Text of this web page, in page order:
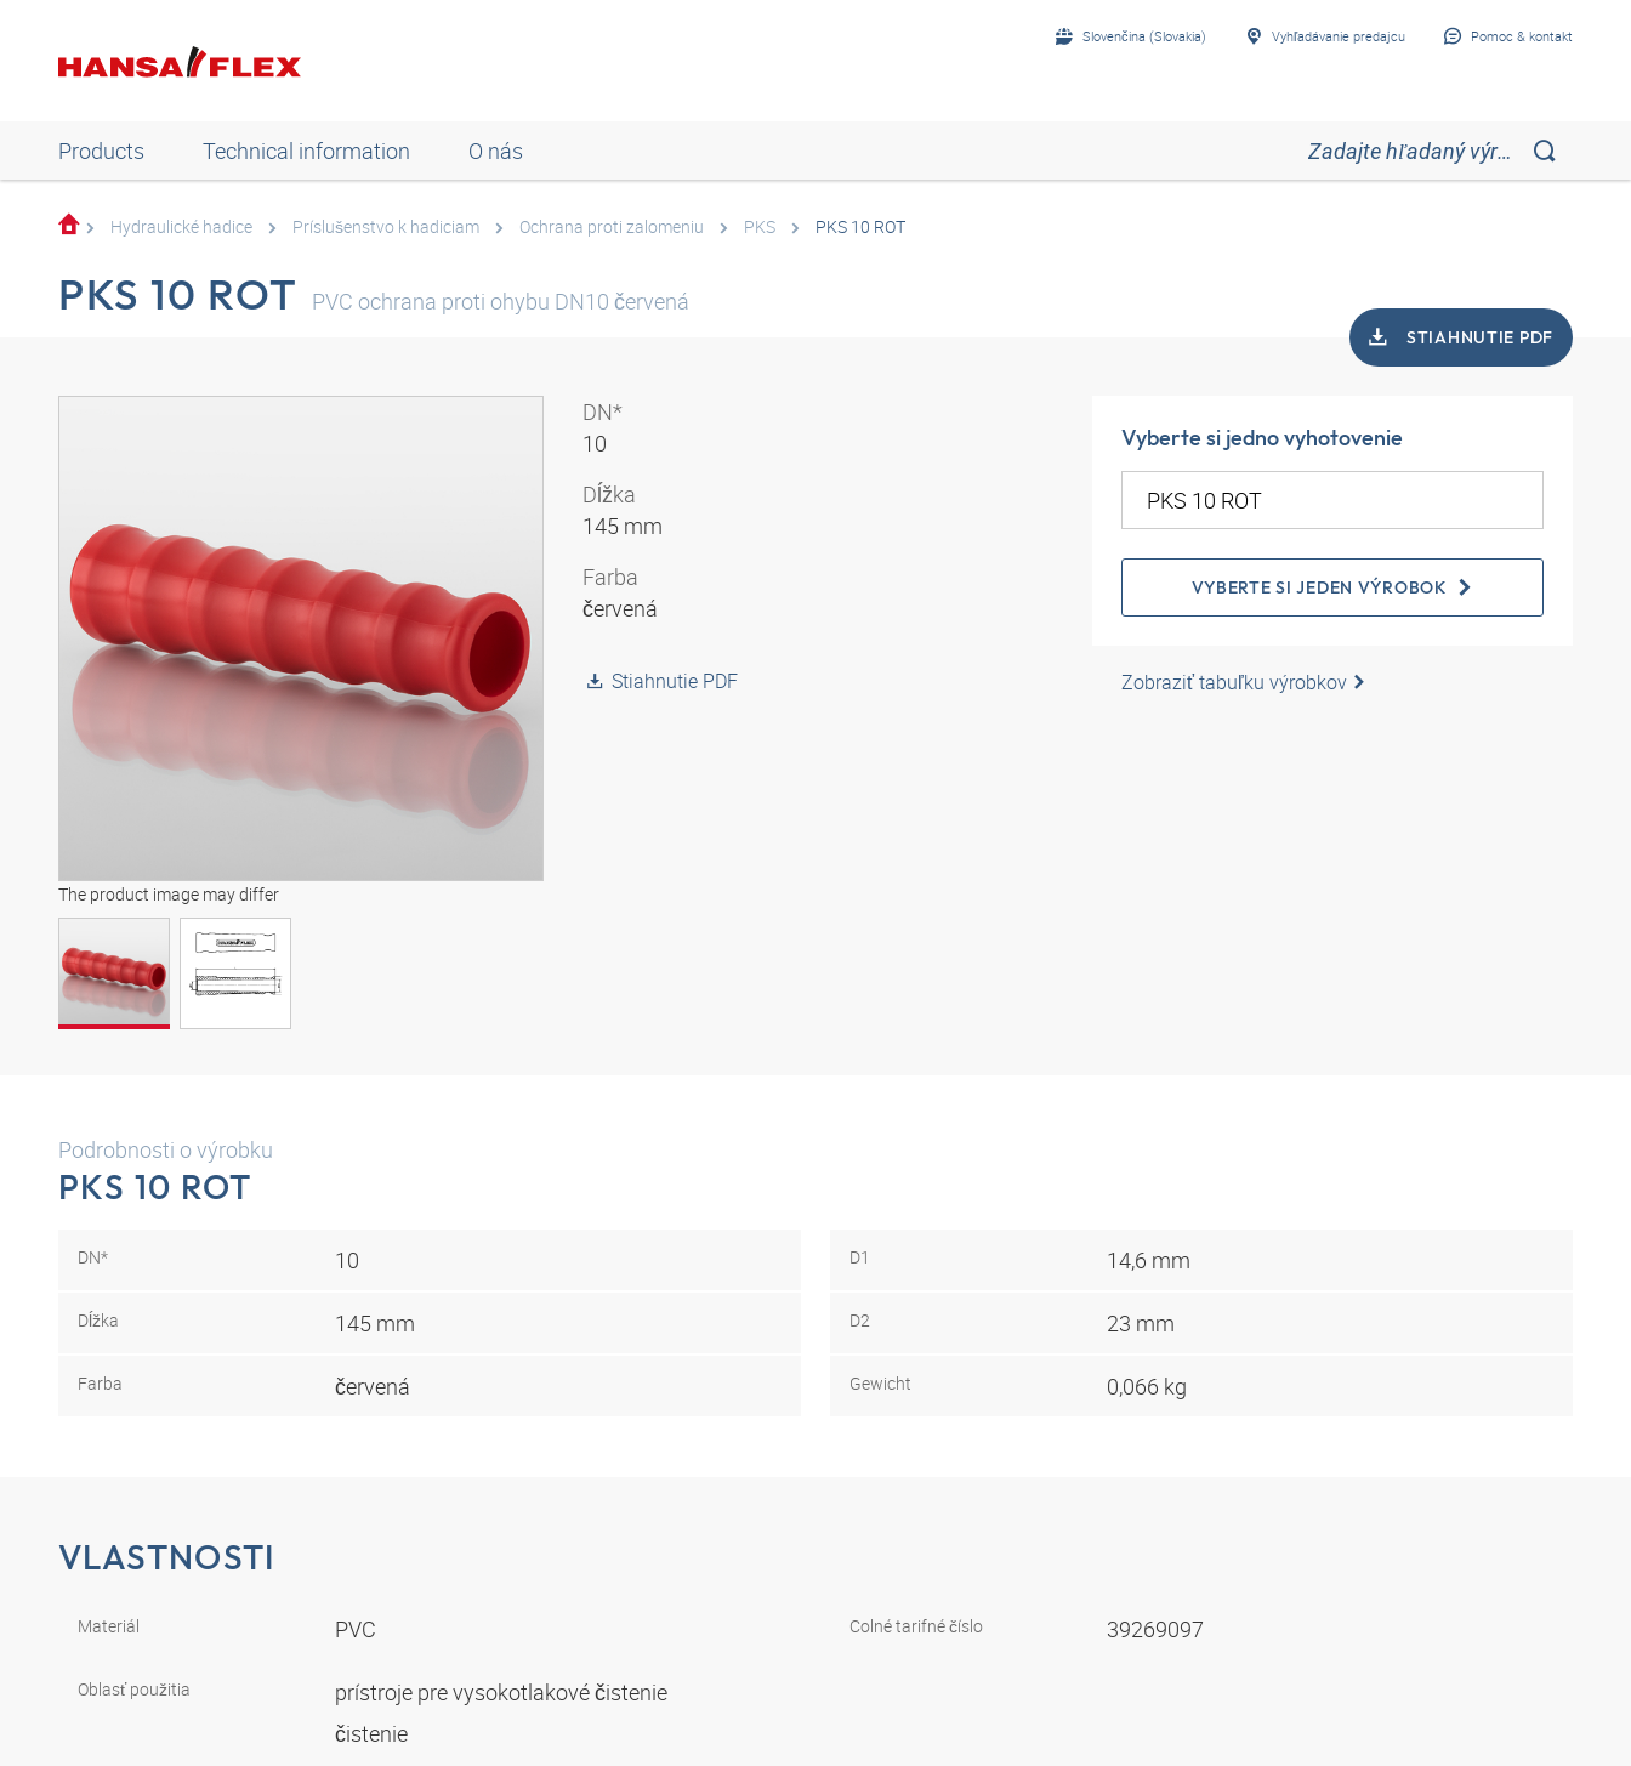
Slovenčina (Slovakia) Vyhľadávanie predajcu Pomoc & kontakt
Products Technical information O nás
Hydraulické hadice Príslušenstvo k hadiciam Ochrana proti zalomeniu PKS PKS 10 ROT
PKS 10 ROT PVC ochrana proti ohybu DN10 červená
STIAHNUTIE PDF
The product image may differ
DN*
10
Dĺžka
145 mm
Farba
červená
Stiahnutie PDF
Vyberte si jedno vyhotovenie
VYBERTE SI JEDEN VÝROBOK
Zobraziť tabuľku výrobkov
Podrobnosti o výrobku
PKS 10 ROT
DN* 10
Dĺžka 145 mm
Farba červená
D1 14,6 mm
D2 23 mm
Gewicht 0,066 kg
VLASTNOSTI
Materiál PVC
Oblasť použitia
prístroje pre vysokotlakové čistenie
čistenie
Colné tarifné číslo 39269097